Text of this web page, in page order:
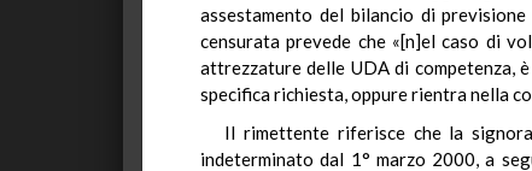
assestamento del bilancio di
censurata prevede che «[n]el caso di
attrezzature delle UDA di competenza,
specifica richiesta, oppure rientra nella
Il rimettente riferisce che la
indeterminato dal 1° marzo 2000, a